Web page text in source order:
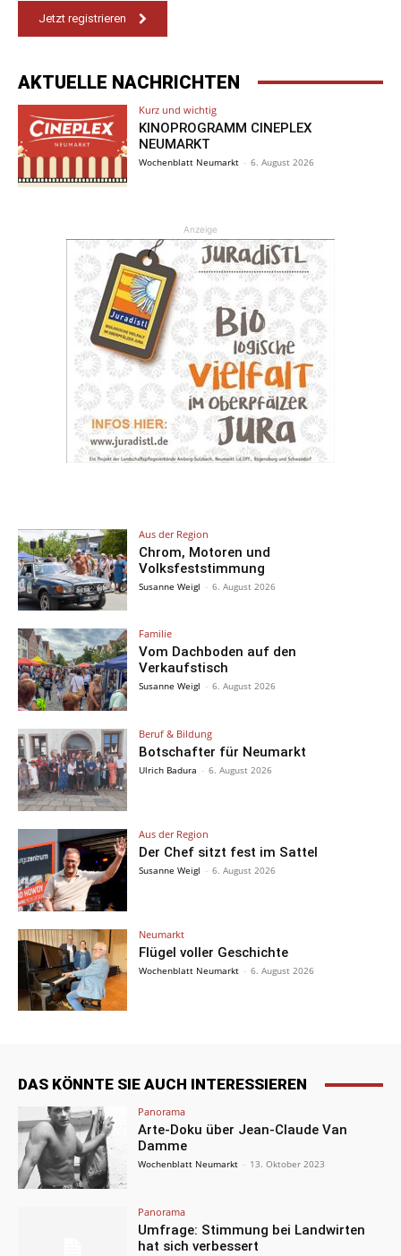
Jetzt registrieren
AKTUELLE NACHRICHTEN
Kurz und wichtig
KINOPROGRAMM CINEPLEX
NEUMARKT
Wochenblatt Neumarkt - 6. August 2026
Anzeige
Aus der Region
Chrom, Motoren und
Volksfeststimmung
Susanne Weigl - 6. August 2026
Familie
Vom Dachboden auf den
Verkaufstisch
Susanne Weigl - 6. August 2026
Beruf & Bildung
Botschafter für Neumarkt
Ulrich Badura - 6. August 2026
Aus der Region
Der Chef sitzt fest im Sattel
Susanne Weigl - 6. August 2026
Neumarkt
Flügel voller Geschichte
Wochenblatt Neumarkt - 6. August 2026
DAS KÖNNTE SIE AUCH INTERESSIEREN
Panorama
Arte-Doku über Jean-Claude Van
Damme
Wochenblatt Neumarkt - 13. Oktober 2023
Panorama
Umfrage: Stimmung bei Landwirten
hat sich verbessert